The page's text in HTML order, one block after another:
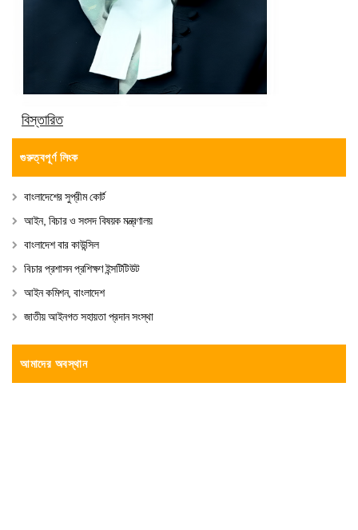
বিস্তারিত
গুরুত্বপূর্ণ লিংক
বাংলাদেশের সুপ্রীম কোর্ট
আইন, বিচার ও সংসদ বিষয়ক মন্ত্রণালয়
বাংলাদেশ বার কাউন্সিল
বিচার প্রশাসন প্রশিক্ষণ ইন্সটিটিউট
আইন কমিশন, বাংলাদেশ
জাতীয় আইনগত সহায়তা প্রদান সংস্থা
আমাদের অবস্থান